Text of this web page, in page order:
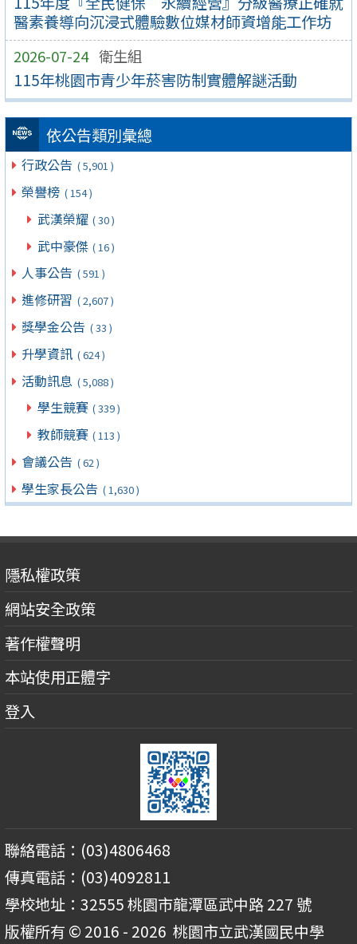
醫素養導向沉浸式體驗數位媒材師資增能工作坊
2026-07-24 衛生組
115年桃園市青少年菸害防制實體解謎活動
依公告類別彙總
行政公告 ( 5,901 )
榮譽榜 ( 154 )
武漢榮耀 ( 30 )
武中豪傑 ( 16 )
人事公告 ( 591 )
進修研習 ( 2,607 )
獎學金公告 ( 33 )
升學資訊 ( 624 )
活動訊息 ( 5,088 )
學生競賽 ( 339 )
教師競賽 ( 113 )
會議公告 ( 62 )
學生家長公告 ( 1,630 )
隱私權政策
網站安全政策
著作權聲明
本站使用正體字
登入
聯絡電話：(03)4806468
傳真電話：(03)4092811
學校地址：32555 桃園市龍潭區武中路 227 號
版權所有 © 2016 - 2026 桃園市立武漢國民中學